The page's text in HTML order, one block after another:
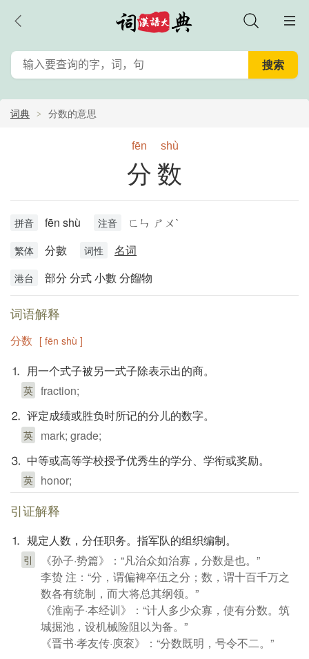
词典 分数的意思
fēn shù
分数
拼音 fēn shù 注音 ㄈㄣ ㄕㄨˋ
繁体 分數 词性 名词
港台 部分 分式 小數 分餾物
词语解释
分数 [ fēn shù ]
⒈ 用一个式子被另一式子除表示出的商。
英 fraction;
⒉ 评定成绩或胜负时所记的分儿的数字。
英 mark; grade;
⒊ 中等或高等学校授予优秀生的学分、学衔或奖励。
英 honor;
引证解释
⒈ 规定人数，分任职务。指军队的组织编制。
引
《孙子·势篇》：“凡治众如治寡，分数是也。”
李贽 注：“分，谓偏裨卒伍之分；数，谓十百千万之
数各有统制，而大将总其纲领。”
《淮南子·本经训》：“计人多少众寡，使有分数。筑
城掘池，设机械险阻以为备。”
《晋书·孝友传·庾衮》：“分数既明，号令不二。”